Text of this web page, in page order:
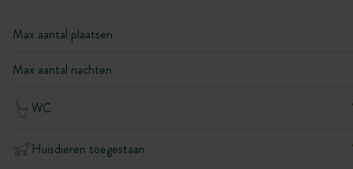
Max aantal plaatsen
Max aantal nachten
WC
Huisdieren toegestaan